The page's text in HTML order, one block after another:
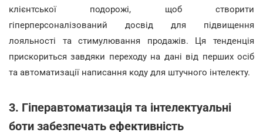
клієнтської подорожі, щоб створити
гіперперсоналізований досвід для підвищення
лояльності та стимулювання продажів. Ця тенденція
прискориться завдяки переходу на дані від перших осіб
та автоматизації написання коду для штучного інтелекту.
3. Гіперавтоматизація та інтелектуальні
боти забезпечать ефективність